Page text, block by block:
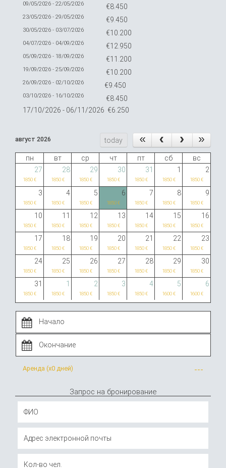
09/05/2026 - 22/05/2026 €8.450
23/05/2026 - 29/05/2026 €9.450
30/05/2026 - 03/07/2026 €10.200
04/07/2026 - 04/09/2026 €12.950
05/09/2026 - 18/09/2026 €11.200
19/09/2026 - 25/09/2026 €10.200
26/09/2026 - 02/10/2026 €9.450
03/10/2026 - 16/10/2026
€8.450
17/10/2026 - 06/11/2026 €6.250
август 2026 today
пн вт ср чт пт сб
вс
27
28 29 30 31 1 2
1850 € 1850 € 1850 € 1850 € 1850 € 1850 € 1850 €
3 4 5 6 7 8 9
1850 € 1850 € 1850 € 1850 € 1850 € 1850 € 1850 €
10 11 12 13 14 15 16
1850 € 1850 € 1850 € 1850 € 1850 € 1850 € 1850 €
17 18 19 20 21 22 23
1850 € 1850 € 1850 € 1850 € 1850 € 1850 € 1850 €
24 25 26 27 28 29 30
1850 € 1850 € 1850 € 1850 € 1850 € 1850 € 1850 €
31 1 2 3 4 5 6
1850 € 1850 € 1850 € 1850 € 1850 € 1600 € 1600 €
Аренда (x0 дней) ---
Запрос на бронирование